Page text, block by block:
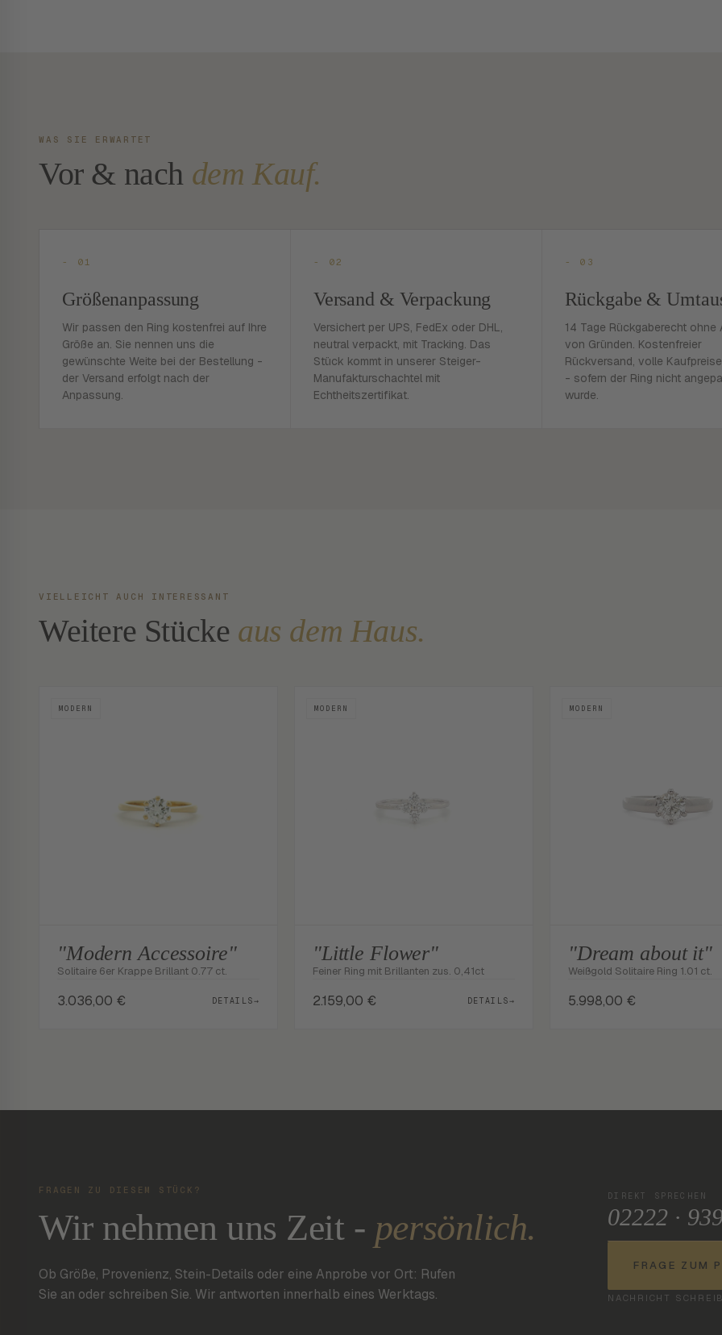
WAS SIE ERWARTET
Vor & nach dem Kauf.
- 01
Größenanpassung
Wir passen den Ring kostenfrei auf Ihre
Größe an. Sie nennen uns die
gewünschte Weite bei der Bestellung -
der Versand erfolgt nach der
Anpassung.
- 02
Versand & Verpackung
Versichert per UPS, FedEx oder DHL,
neutral verpackt, mit Tracking. Das
Stück kommt in unserer Steiger-
Manufakturschachtel mit
Echtheitszertifikat.
- 03
Rückgabe &
14 Tage Rückgaberecht ohne
von Gründen. Kostenfreier
Rückversand, volle
- sofern der Ring nicht
wurde.
VIELLEICHT AUCH INTERESSANT
Weitere Stücke aus dem Haus.
MODERN
"Modern Accessoire"
Solitaire 6er Krappe Brillant 0.77 ct.
3.036,00 € DETAILS→
MODERN
"Little Flower"
Feiner Ring mit Brillanten zus. 0,41ct
2.159,00 € DETAILS→
MODERN
"Dream about it"
Weißgold Solitaire Ring 1.01 ct.
5.998,00 €
FRAGEN ZU DIESEM STÜCK?
Wir nehmen uns Zeit - persönlich.
Ob Größe, Provenienz, Stein-Details oder eine Anprobe vor Ort: Rufen
Sie an oder schreiben Sie. Wir antworten innerhalb eines Werktags.
DIREKT SPRECHEN
02222 ·
FRAGE ZUM
NACHRICHT